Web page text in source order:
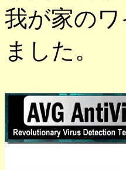
我が家の
ました。